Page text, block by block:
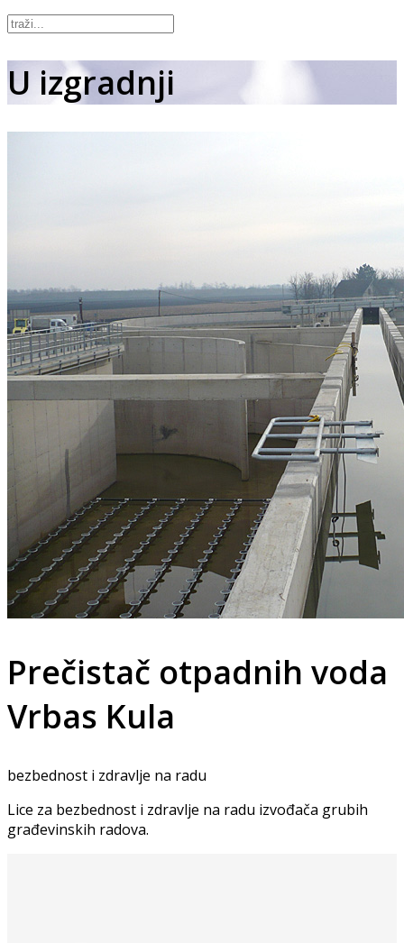
U izgradnji
Prečistač otpadnih voda
Vrbas Kula
bezbednost i zdravlje na radu
Lice za bezbednost i zdravlje na radu izvođača grubih
građevinskih radova.